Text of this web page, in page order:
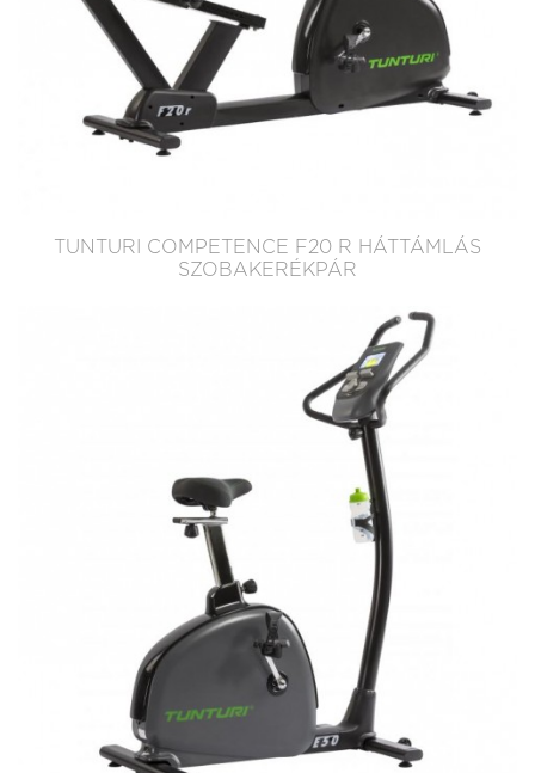
TUNTURI COMPETENCE F20 R HÁTTÁMLÁS
SZOBAKERÉKPÁR